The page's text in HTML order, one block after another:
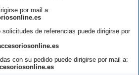
por mail a:
de referencias puede dirigirse por
con su pedido puede dirigirse por mail a: